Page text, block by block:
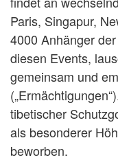
Paris, Singapur,
4000 Anhänger
diesen Events,
gemeinsam und
tibetischer
als besonderer
beworben.